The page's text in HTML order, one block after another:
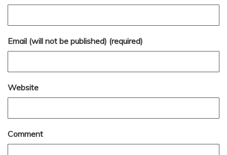
Email (will not be published) (required)
Website
Comment